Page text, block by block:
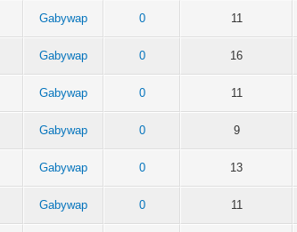
Gabywap 0 11
Gabywap 0 16
Gabywap 0 11
Gabywap 0 9
Gabywap 0 13
Gabywap 0 11